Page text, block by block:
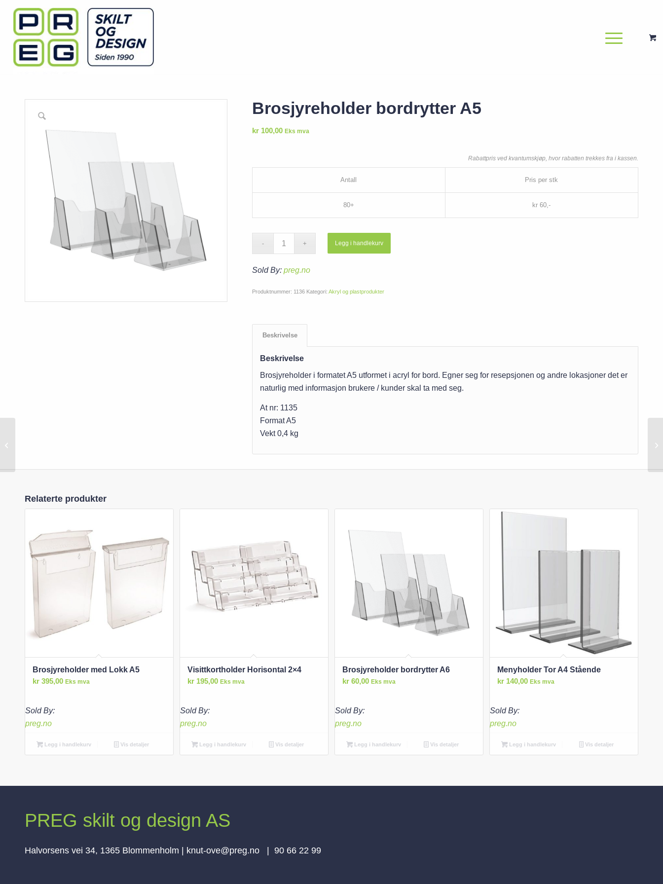
Brosjyreholder bordrytter A5
kr100,00 Eks mva
Rabattpris ved kvantumskjøp, hvor rabatten trekkes fra i kassen.
Antall Pris per stk
80+ kr 60,-
Legg i handlekurv
Sold By: preg.no
Produktnummer: 1136 Kategori: Akryl og plastprodukter
Beskrivelse
Beskrivelse
Brosjyreholder i formatet A5 utformet i acryl for bord. Egner seg for resepsjonen og andre lokasjoner det er
naturlig med informasjon brukere / kunder skal ta med seg.
At nr: 1135
Format A5
Vekt 0,4 kg
Relaterte produkter
Brosjyreholder med Lokk A5
kr 395,00 Eks mva
Sold By:
preg.no
Legg i handlekurv Vis detaljer
Visittkortholder Horisontal 2×4
kr 195,00 Eks mva
Sold By:
preg.no
Legg i handlekurv Vis detaljer
Brosjyreholder bordrytter A6
kr 60,00 Eks mva
Sold By:
preg.no
Legg i handlekurv Vis detaljer
Menyholder Tor A4 Stående
kr 140,00 Eks mva
Sold By:
preg.no
Legg i handlekurv Vis detaljer
PREG skilt og design AS
Halvorsens vei 34, 1365 Blommenholm | knut-ove@preg.no | 90 66 22 99